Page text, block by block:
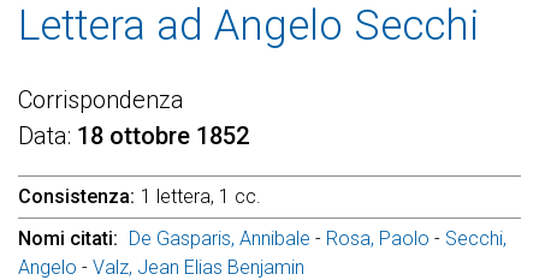
Lettera ad Angelo Secchi
Corrispondenza
Data 18 ottobre 1852
Consistenza 1 lettera, 1 cc.
Nomi citati
De Gasparis, Annibale - Rosa, Paolo - Secchi,
Angelo - Valz, Jean Elias Benjamin